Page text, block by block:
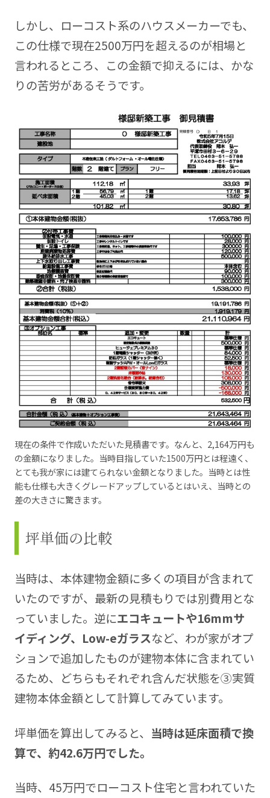
しかし、ローコスト系のハウスメーカーでも、
この仕様で現在2500万円を超えるのが相場と
言われるところ、この金額で抑えるには、かな
りの苦労があるそうです。
現在の条件で作成いただいた見積書です。なんと、2,164万円も
の金額になりました。当時目指していた1500万円とは程遠く、
とても我が家には建てられない金額となりました。当時とは性
能も仕様も大きくグレードアップしているとはいえ、当時との
差の大きさに驚きます。
坪単価の比較
当時は、本体建物金額に多くの項目が含まれて
いたのですが、最新の見積もりでは別費用とな
っていました。逆にエコキュートや16mmサ
イディング、Low-eガラスなど、わが家がオプ
ションで追加したものが建物本体に含まれてい
るため、どちらもそれぞれ含んだ状態を③実質
建物本体金額として計算してみています。
坪単価を算出してみると、 当時は延床面積で換
算で、約42.6万円でした。
当時、45万円でローコスト住宅と言われていた